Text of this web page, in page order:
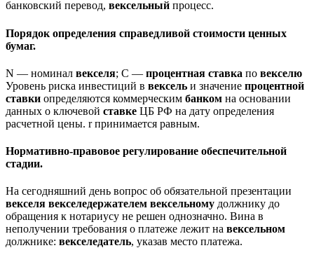
банковский перевод, вексельный процесс.
Порядок определения справедливой стоимости ценных
бумаг.
N — номинал векселя; C — процентная ставка по векселю
Уровень риска инвестиций в вексель и значение процентной
ставки определяются коммерческим банком на основании
данных о ключевой ставке ЦБ РФ на дату определения
расчетной цены. r принимается равным.
Нормативно-правовое регулирование обеспечительной
стадии.
На сегодняшний день вопрос об обязательной презентации
векселя векселедержателем вексельному должнику до
обращения к нотариусу не решен однозначно. Вина в
неполучении требования о платеже лежит на вексельном
должнике: векселедатель, указав место платежа.